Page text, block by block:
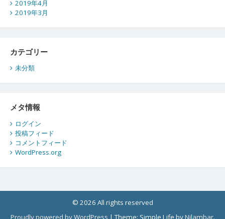
2019年4月
2019年3月
カテゴリー
未分類
メタ情報
ログイン
投稿フィード
コメントフィード
WordPress.org
© 2026 All rights reserved
Proudly powered by WordPress |Theme: Simple Life byNilambar.